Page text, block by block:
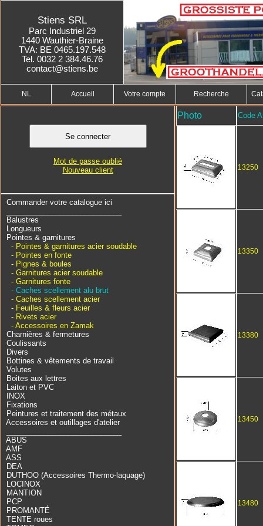
Stiens SRL
Parc Industriel 29
1440 Wauthier-Braine
TVA: BE 0465.197.548
Tel. 0032 2 384.46.76
contact@stiens.be
NL Accueil Votre compte Recherche
Commander votre catalogue ici
Balustres
Longueurs
Pointes & garnitures
- Pointes & garnitures acier soudable
- Pointes en fonte
- Pignes & boules
- Garnitures acier soudable
- Garnitures fonte
- Caches scellement alu brut
- Caches scellement acier
- Feuilles & fleurs acier
- Rivets acier
- Accessoires en Zamak
Charnières & fermetures
Coulissants
Divers
Bottines & vêtements de travail
Volutes
Boites aux lettres
Laiton et PVC
INOX
Fixations
Peintures et traitement des métaux
Accessoires et outillages d'atelier
ABUS
AMF
ASS
DEA
DUTHOO (Accessoires Thermo-laquage)
LOCINOX
MANTION
PCP
PROMANTÉ
TENTE roues
Mot de passe oublié
Nouveau client
Photo Code
13250
13350
13380
13450
13480